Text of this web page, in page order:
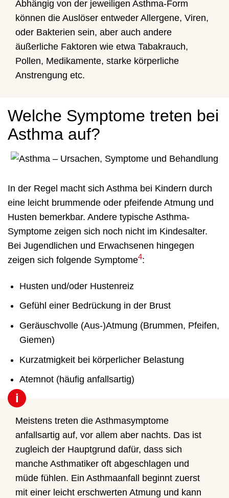
Abhängig von der jeweiligen Asthma-Form
können die Auslöser entweder Allergene, Viren,
oder Bakterien sein, aber auch andere
äußerliche Faktoren wie etwa Tabakrauch,
Pollen, Medikamente, starke körperliche
Anstrengung etc.
Welche Symptome treten bei
Asthma auf?
In der Regel macht sich Asthma bei Kindern durch
eine leicht brummende oder pfeifende Atmung und
Husten bemerkbar. Andere typische Asthma-
Symptome zeigen sich noch nicht im Kindesalter.
Bei Jugendlichen und Erwachsenen hingegen
zeigen sich folgende Symptome4:
Husten und/oder Hustenreiz
Gefühl einer Bedrückung in der Brust
Geräuschvolle (Aus-)Atmung (Brummen, Pfeifen,
Giemen)
Kurzatmigkeit bei körperlicher Belastung
Atemnot (häufig anfallsartig)
i
Meistens treten die Asthmasymptome
anfallsartig auf, vor allem aber nachts. Das ist
zugleich der Hauptgrund dafür, dass sich
manche Asthmatiker oft abgeschlagen und
müde fühlen. Ein Asthmaanfall beginnt zuerst
mit einer leicht erschwerten Atmung und kann